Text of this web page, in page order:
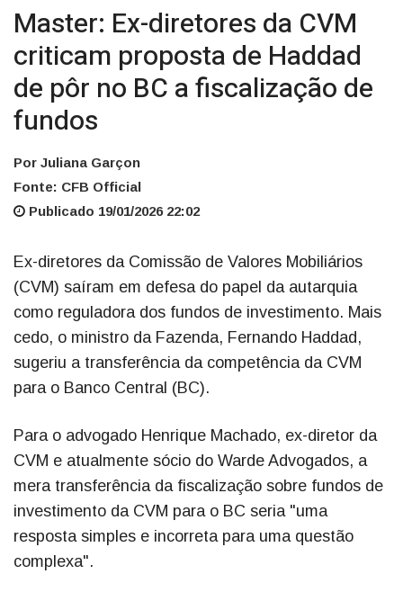
Master: Ex-diretores da CVM
criticam proposta de Haddad
de pôr no BC a fiscalização de
fundos
Por Juliana Garçon
Fonte: CFB Official
Publicado 19/01/2026 22:02
Ex-diretores da Comissão de Valores Mobiliários
(CVM) saíram em defesa do papel da autarquia
como reguladora dos fundos de investimento. Mais
cedo, o ministro da Fazenda, Fernando Haddad,
sugeriu a transferência da competência da CVM
para o Banco Central (BC).
Para o advogado Henrique Machado, ex-diretor da
CVM e atualmente sócio do Warde Advogados, a
mera transferência da fiscalização sobre fundos de
investimento da CVM para o BC seria "uma
resposta simples e incorreta para uma questão
complexa".